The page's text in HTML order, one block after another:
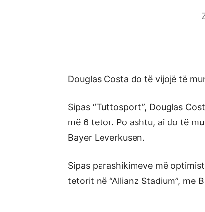
Douglas Costa do të vijojë të
Sipas “Tuttosport”, Douglas
më 6 tetor. Po ashtu, ai do të
Bayer Leverkusen.
Sipas parashikimeve më
tetorit në “Allianz Stadium”, me